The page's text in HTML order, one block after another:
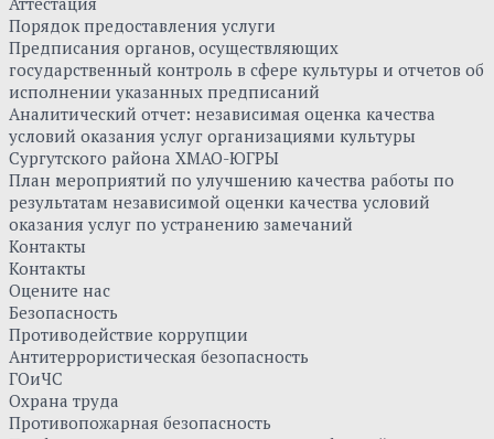
Порядок предоставления услуги
Предписания органов, осуществляющих
государственный контроль в сфере культуры и отчетов об
исполнении указанных предписаний
Аналитический отчет: независимая оценка качества
условий оказания услуг организациями культуры
Сургутского района ХМАО-ЮГРЫ
План мероприятий по улучшению качества работы по
результатам независимой оценки качества условий
оказания услуг по устранению замечаний
Контакты
Контакты
Оцените нас
Безопасность
Противодействие коррупции
Антитеррористическая безопасность
ГОиЧС
Охрана труда
Противопожарная безопасность